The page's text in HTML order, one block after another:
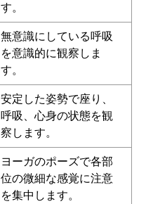
す。
無意識にしている呼吸
を意識的に観察しま
す。
安定した姿勢で座り、
呼吸、心身の状態を観
察します。
ヨーガのポーズで各部
位の微細な感覚に注意
を集中します。